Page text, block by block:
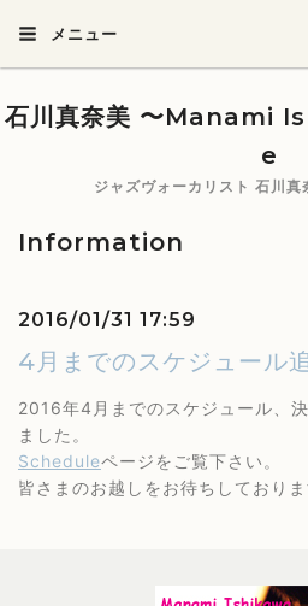
メニュー
石川真奈美 〜Manami
e
ジャズヴォーカリスト 石川
Information
2016/01/31 17:59
4月までのスケジュール
2016年4月までのスケジュール、
ました。
Scheduleページをご覧下さい。
皆さまのお越しをお待ちしており